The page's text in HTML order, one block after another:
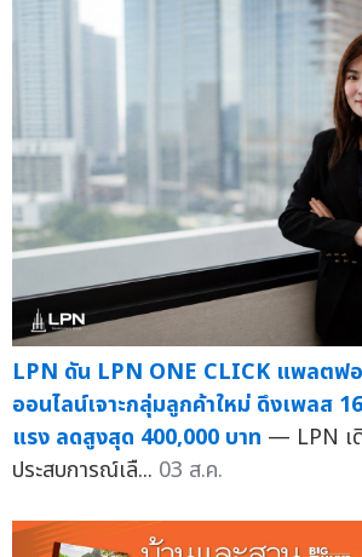
LPN ดัน LPN ONE CLICK แพลตฟ
ออนไลน์เจาะกลุ่มลูกค้าใหม่ ดึงเพลส
แรง ลดสูงสุด 400,000 บาท — LPN เ
ประสบการณ์เลื... 03 ส.ค.